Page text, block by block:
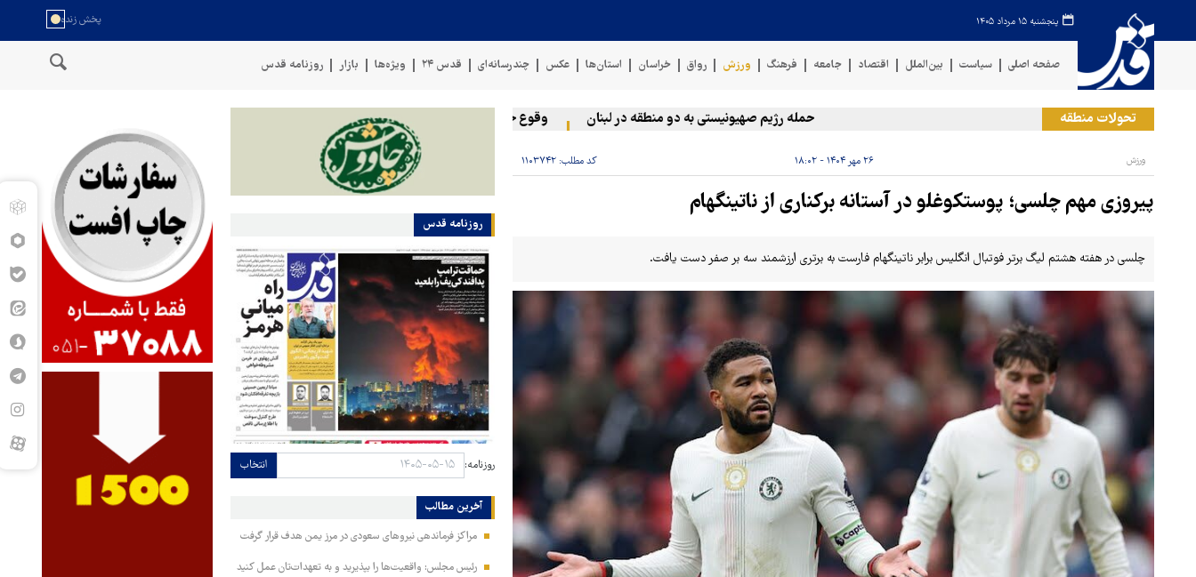
پنجشنبه ۱۵ مرداد ۱۴۰۵
صفحه اصلی سیاست بین‌الملل اقتصاد جامعه فرهنگ ورزش رواق خراسان استان‌ها عکس چندرسانه‌ای قدس ۲۴ ویژه‌ها بازار روزنامه قدس
تحولات منطقه حمله رژیم صهیونیستی به دو منطقه در لبنان وقوع حادثه دریایی در سواحل عمان
ورزش ۲۶ مهر ۱۴۰۴ - ۱۸:۰۲ کد مطلب: ۱۱۰۳۷۴۲
پیروزی مهم چلسی؛ پوستکوغلو در آستانه برکناری از ناتینگهام
چلسی در هفته هشتم لیگ برتر فوتبال انگلیس برابر ناتینگهام فارست به برتری ارزشمند سه بر صفر دست یافت.
روزنامه قدس
روزنامه: انتخاب
آخرین مطالب
مراکز فرماندهی نیروهای سعودی در مرز یمن هدف قرار گرفت
رئیس مجلس: واقعیت‌ها را بپذیرید و به تعهدات‌تان عمل کنید